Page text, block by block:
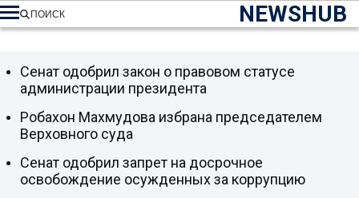
NEWSHUB
ПОИСК
Сенат одобрил закон о правовом статусе
администрации президента
Робахон Махмудова избрана председателем
Верховного суда
Сенат одобрил запрет на досрочное
освобождение осужденных за коррупцию